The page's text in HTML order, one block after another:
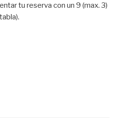
tu reserva con un 9 (max. 3)